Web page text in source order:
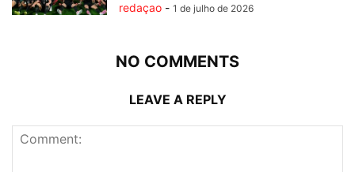
redaçao - 1 de julho de 2026
NO COMMENTS
LEAVE A REPLY